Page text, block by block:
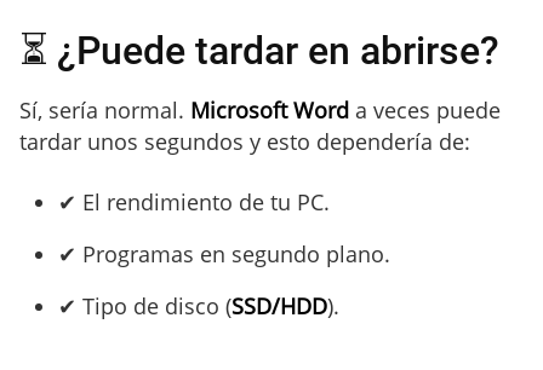
⏳ ¿Puede tardar en abrirse?
Sí, sería normal. Microsoft Word a veces puede
tardar unos segundos y esto dependería de:
✔ El rendimiento de tu PC.
✔ Programas en segundo plano.
✔ Tipo de disco (SSD/HDD).